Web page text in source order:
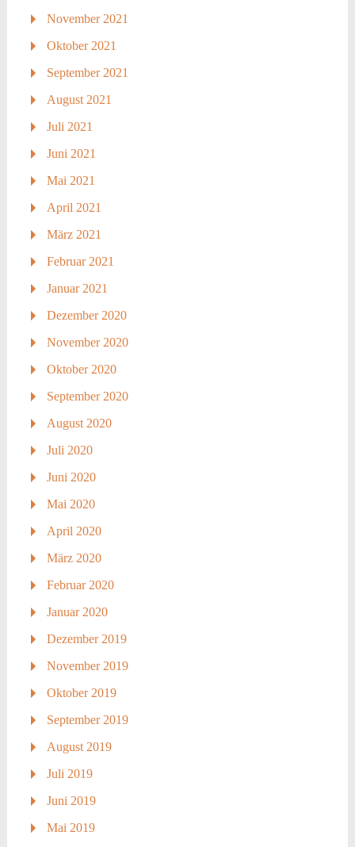
November 2021
Oktober 2021
September 2021
August 2021
Juli 2021
Juni 2021
Mai 2021
April 2021
März 2021
Februar 2021
Januar 2021
Dezember 2020
November 2020
Oktober 2020
September 2020
August 2020
Juli 2020
Juni 2020
Mai 2020
April 2020
März 2020
Februar 2020
Januar 2020
Dezember 2019
November 2019
Oktober 2019
September 2019
August 2019
Juli 2019
Juni 2019
Mai 2019